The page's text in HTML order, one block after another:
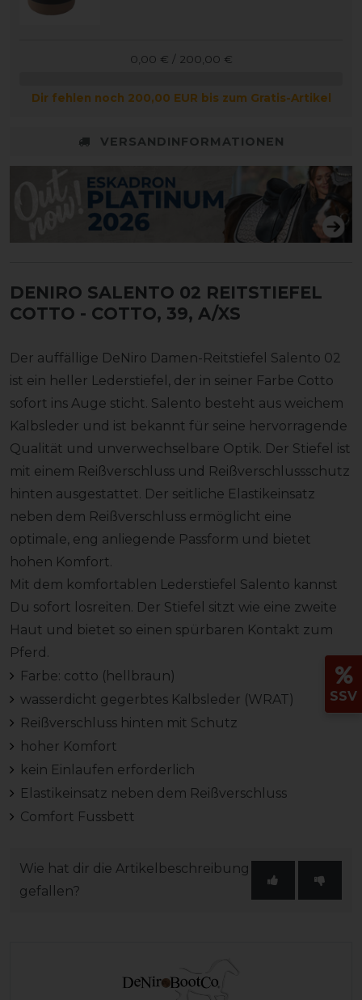
0,00 € / 200,00 €
Dir fehlen noch 200,00 EUR bis zum Gratis-Artikel
VERSANDINFORMATIONEN
DENIRO SALENTO 02 REITSTIEFEL
COTTO - COTTO, 39, A/XS
Der auffällige DeNiro Damen-Reitstiefel Salento 02
ist ein heller Lederstiefel, der in seiner Farbe Cotto
sofort ins Auge sticht. Salento besteht aus weichem
Kalbsleder und ist bekannt für seine hervorragende
Qualität und unverwechselbare Optik. Der Stiefel ist
mit einem Reißverschluss und Reißverschlussschutz
hinten ausgestattet. Der seitliche Elastikeinsatz
neben dem Reißverschluss ermöglicht eine
optimale, eng anliegende Passform und bietet
hohen Komfort.
Mit dem komfortablen Lederstiefel Salento kannst
Du sofort losreiten. Der Stiefel sitzt wie eine zweite
Haut und bietet so einen spürbaren Kontakt zum
Pferd.
Farbe: cotto (hellbraun)
wasserdicht gegerbtes Kalbsleder (WRAT)
Reißverschluss hinten mit Schutz
hoher Komfort
kein Einlaufen erforderlich
Elastikeinsatz neben dem Reißverschluss
Comfort Fussbett
Wie hat dir die Artikelbeschreibung
gefallen?
SSV